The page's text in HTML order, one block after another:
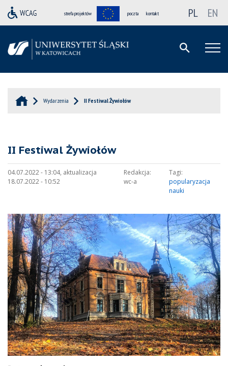
strefa projektów poczta kontakt PL EN
Wydarzenia II Festiwal Żywiołów
II Festiwal Żywiołów
04.07.2022 - 13:04, aktualizacja
18.07.2022 - 10:52
Redakcja:
wc-a
Tagi:
popularyzacja
nauki